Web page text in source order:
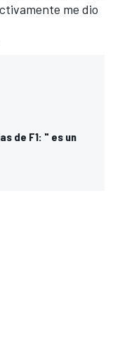
me dio
de F1: " es un